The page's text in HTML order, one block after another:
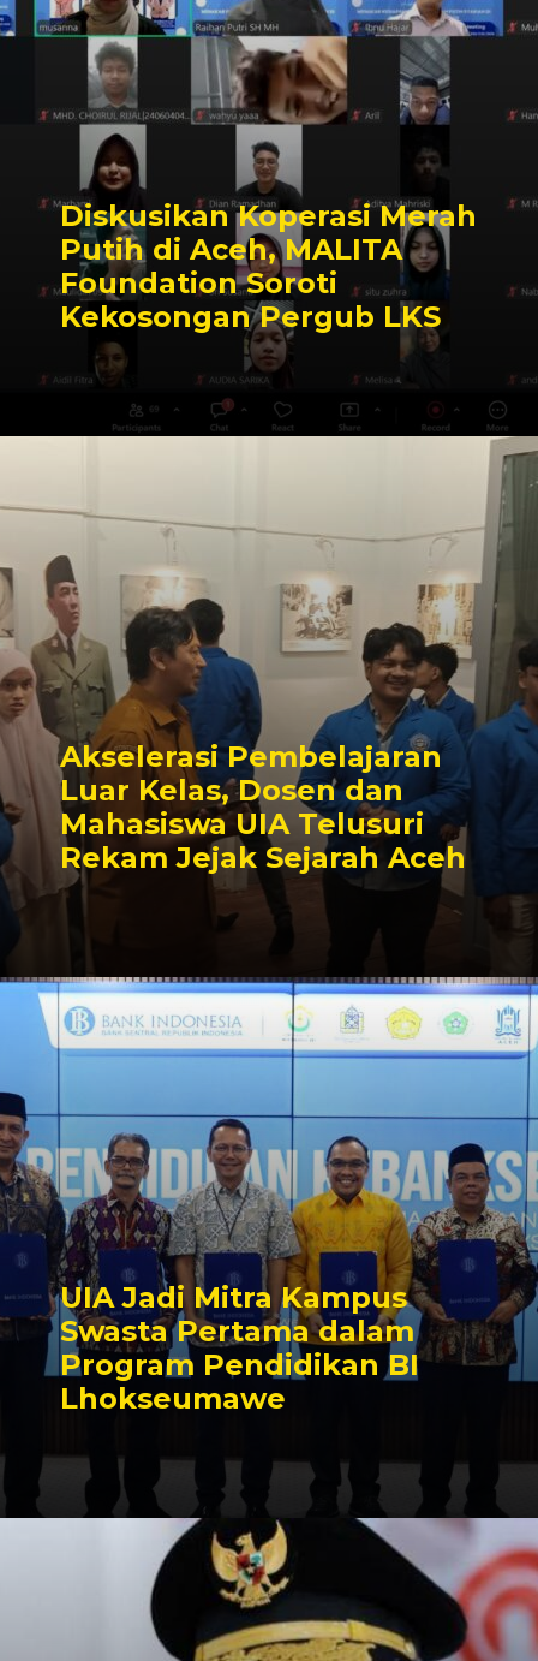
Diskusikan Koperasi Merah
Putih di Aceh, MALITA
Foundation Soroti
Kekosongan Pergub LKS
Akselerasi Pembelajaran
Luar Kelas, Dosen dan
Mahasiswa UIA Telusuri
Rekam Jejak Sejarah Aceh
UIA Jadi Mitra Kampus
Swasta Pertama dalam
Program Pendidikan BI
Lhokseumawe